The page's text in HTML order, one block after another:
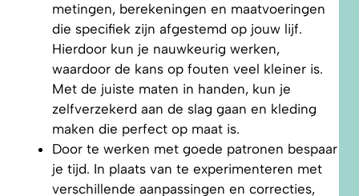
metingen, berekeningen en maatvoeringen
die specifiek zijn afgestemd op jouw lijf.
Hierdoor kun je nauwkeurig werken,
waardoor de kans op fouten veel kleiner is.
Met de juiste maten in handen, kun je
zelfverzekerd aan de slag gaan en kleding
maken die perfect op maat is.
Door te werken met goede patronen bespaar
je tijd. In plaats van te experimenteren met
verschillende aanpassingen en correcties,